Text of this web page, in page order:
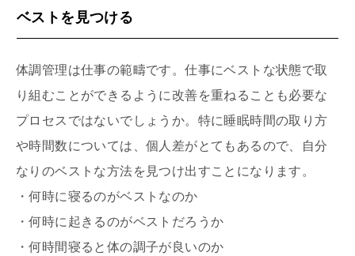
ベストを見つける
体調管理は仕事の範疇です。仕事にベストな状態で取
り組むことができるように改善を重ねることも必要な
プロセスではないでしょうか。特に睡眠時間の取り方
や時間数については、個人差がとてもあるので、自分
なりのベストな方法を見つけ出すことになります。
・何時に寝るのがベストなのか
・何時に起きるのがベストだろうか
・何時間寝ると体の調子が良いのか